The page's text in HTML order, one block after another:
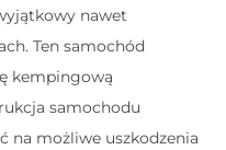
nawet
Ten samochód
kempingową
samochodu
na możliwe uszkodzenia